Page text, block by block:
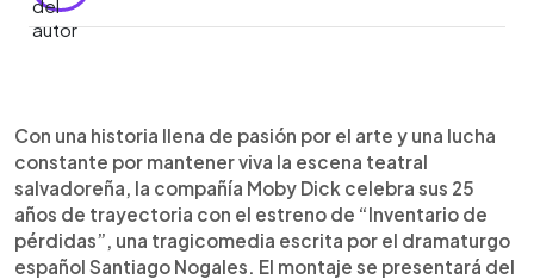
Escuchar artículo
Con una historia llena de pasión por el arte y una lucha
constante por mantener viva la escena teatral
salvadoreña, la compañía Moby Dick celebra sus 25
años de trayectoria con el estreno de “Inventario de
pérdidas”, una tragicomedia escrita por el dramaturgo
español Santiago Nogales. El montaje se presentará del